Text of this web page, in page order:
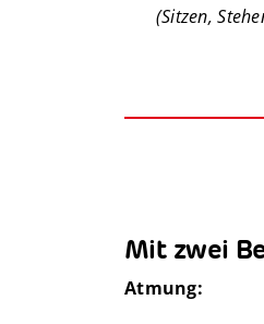
(Sitzen,
Mit zwei
Atmung: